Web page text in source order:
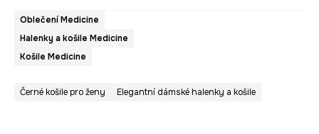
Oblečení Medicine
Halenky a košile Medicine
Košile Medicine
Černé košile pro ženy Elegantní dámské halenky a košile